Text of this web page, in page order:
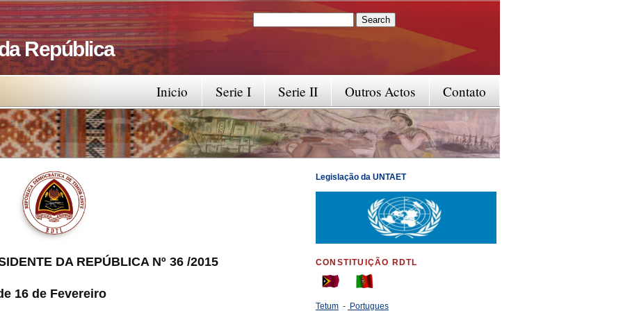
República
Search form
Contato
Outros Actos
Serie II
Serie I
Inicio
DA REPÚBLICA Nº 36 /2015
16 de Fevereiro
Legislação da UNTAET
CONSTITUIÇÃO RDTL
Tetum - Portugues